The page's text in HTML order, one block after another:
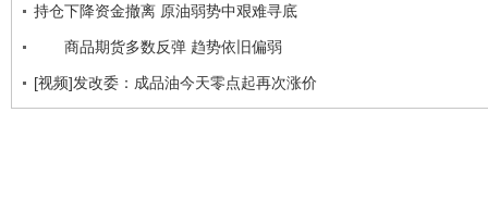
持仓下降资金撤离 原油弱势中艰难寻底
商品期货多数反弹 趋势依旧偏弱
[视频]发改委：成品油今天零点起再次涨价